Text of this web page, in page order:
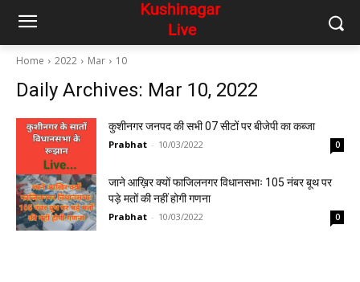
Home 2022 Mar 10
Daily Archives: Mar 10, 2022
कुशीनगर जनपद की सभी 07 सीटों पर बीजेपी का कब्जा
Prabhat - 10/03/2022 0
जाने आख़िर क्यों फाजिलनगर विधानसभाः 105 नंबर बूथ पर
पड़े मतों की नहीं होगी गणना
Prabhat - 10/03/2022 0